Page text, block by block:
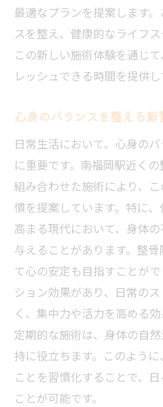
最適なプランを提案します
スを整え、健康的なライフ
この新しい施術体験を通じ
レッシュできる時間を提供し
心身のバランスを整える新
日常生活において、心身の
に重要です。南福岡駅近く
組み合わせた施術により、
慣を提案しています。特に
高まる現代において、身体
与えることがあります。整
て心の安定も目指すことが
ション効果があり、日常の
く、集中力や活力を高める効
定期的な施術は、身体の自
持に役立ちます。このよう
ことを習慣化することで、
ことが可能です。